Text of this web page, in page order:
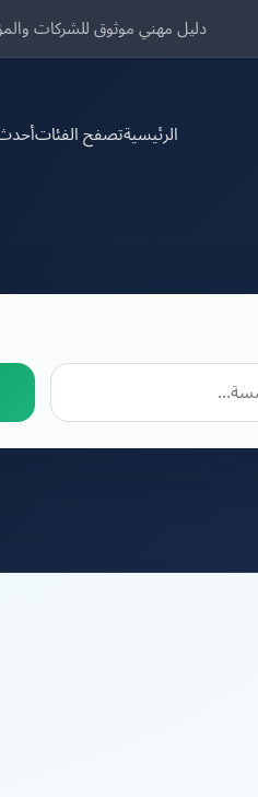
دليل مهني موثوق للشركات
الرئيسيةتصفح الفئات